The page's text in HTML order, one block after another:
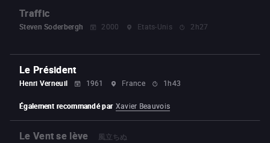
Traffic
Steven Soderbergh 2000 Etats-Unis 2h27
Le Président
Henri Verneuil 1961 France 1h43
Également recommandé par Xavier Beauvois
Le Vent se lève
風立ちぬ